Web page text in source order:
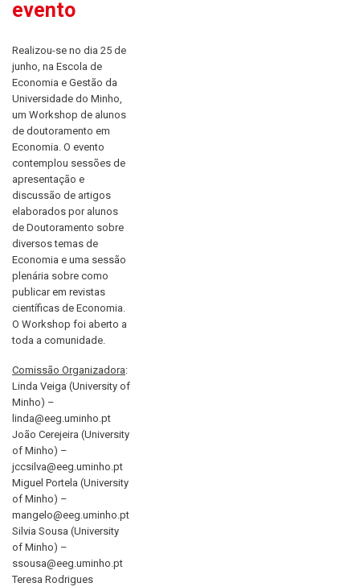
evento
Realizou-se no dia 25 de
junho, na Escola de
Economia e Gestão da
Universidade do Minho,
um Workshop de alunos
de doutoramento em
Economia. O evento
contemplou sessões de
apresentação e
discussão de artigos
elaborados por alunos
de Doutoramento sobre
diversos temas de
Economia e uma sessão
plenária sobre como
publicar em revistas
científicas de Economia.
O Workshop foi aberto a
toda a comunidade.
Comissão Organizadora:
Linda Veiga (University of
Minho) –
linda@eeg.uminho.pt
João Cerejeira (University
of Minho) –
jccsilva@eeg.uminho.pt
Miguel Portela (University
of Minho) –
mangelo@eeg.uminho.pt
Silvia Sousa (University
of Minho) –
ssousa@eeg.uminho.pt
Teresa Rodrigues